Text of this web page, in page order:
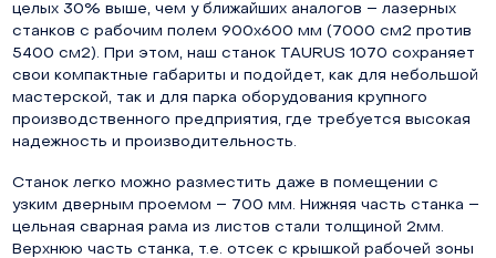
целых 30% выше, чем у ближайших аналогов – лазерных
станков с рабочим полем 900х600 мм (7000 см2 против
5400 см2). При этом, наш станок TAURUS 1070 сохраняет
свои компактные габариты и подойдет, как для небольшой
мастерской, так и для парка оборудования крупного
производственного предприятия, где требуется высокая
надежность и производительность.
Станок легко можно разместить даже в помещении с
узким дверным проемом – 700 мм. Нижняя часть станка –
цельная сварная рама из листов стали толщиной 2мм.
Верхнюю часть станка, т.е. отсек с крышкой рабочей зоны